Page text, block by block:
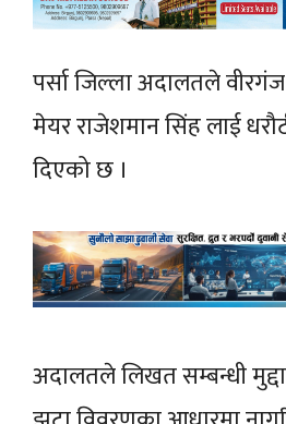
पर्सा जिल्ला अदालतले
मेयर राजेशमान सिंह लाई
दिएको छ ।
अदालतले लिखत सम्बन्धी